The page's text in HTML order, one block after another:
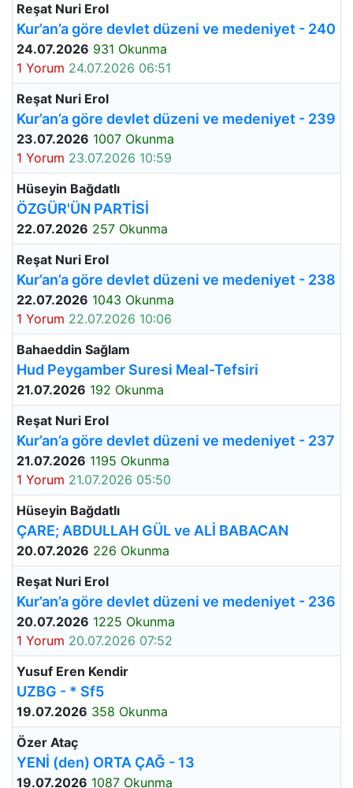
Reşat Nuri Erol
Kur’an’a göre devlet düzeni ve medeniyet - 240
24.07.2026 931 Okunma
1 Yorum 24.07.2026 06:51
Reşat Nuri Erol
Kur’an’a göre devlet düzeni ve medeniyet - 239
23.07.2026 1007 Okunma
1 Yorum 23.07.2026 10:59
Hüseyin Bağdatlı
ÖZGÜR'ÜN PARTİSİ
22.07.2026 257 Okunma
Reşat Nuri Erol
Kur’an’a göre devlet düzeni ve medeniyet - 238
22.07.2026 1043 Okunma
1 Yorum 22.07.2026 10:06
Bahaeddin Sağlam
Hud Peygamber Suresi Meal-Tefsiri
21.07.2026 192 Okunma
Reşat Nuri Erol
Kur’an’a göre devlet düzeni ve medeniyet - 237
21.07.2026 1195 Okunma
1 Yorum 21.07.2026 05:50
Hüseyin Bağdatlı
ÇARE; ABDULLAH GÜL ve ALİ BABACAN
20.07.2026 226 Okunma
Reşat Nuri Erol
Kur’an’a göre devlet düzeni ve medeniyet - 236
20.07.2026 1225 Okunma
1 Yorum 20.07.2026 07:52
Yusuf Eren Kendir
UZBG - * Sf5
19.07.2026 358 Okunma
Özer Ataç
YENİ (den) ORTA ÇAĞ - 13
19.07.2026 1087 Okunma